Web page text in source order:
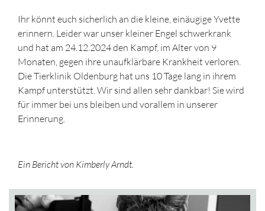
Ihr könnt euch sicherlich an die kleine, einäugige Yvette
erinnern. Leider war unser kleiner Engel schwerkrank
und hat am 24.12.2024 den Kampf, im Alter von 9
Monaten, gegen ihre unaufklärbare Krankheit verloren.
Die Tierklinik Oldenburg hat uns 10 Tage lang in ihrem
Kampf unterstützt. Wir sind allen sehr dankbar! Sie wird
für immer bei uns bleiben und vorallem in unserer
Erinnerung.
Ein Bericht von Kimberly Arndt.